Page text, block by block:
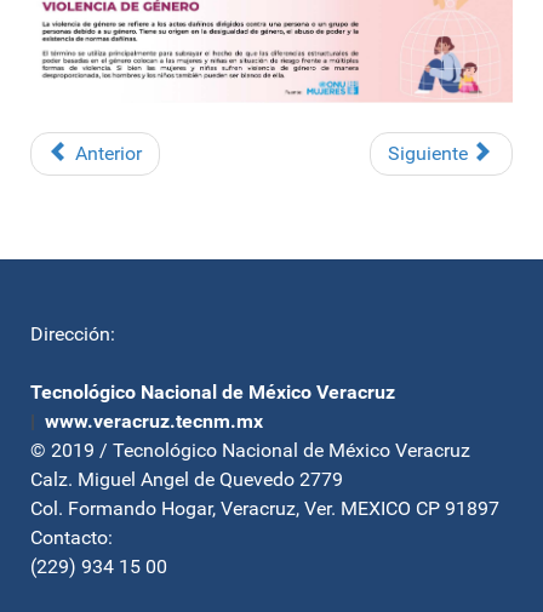
Anterior Siguiente
Dirección:
Tecnológico Nacional de México Veracruz
| www.veracruz.tecnm.mx
© 2019 / Tecnológico Nacional de México Veracruz
Calz. Miguel Angel de Quevedo 2779
Col. Formando Hogar, Veracruz, Ver. MEXICO CP 91897
Contacto:
(229) 934 15 00